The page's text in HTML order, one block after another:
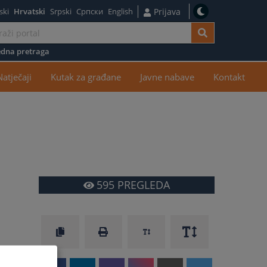
Hrvatski Srpski Српски English Prijava
pretraga
Kutak za građane Javne nabave Kontakt
595 PREGLEDA